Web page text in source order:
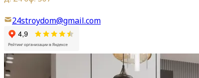
24stroydom@gmail.com